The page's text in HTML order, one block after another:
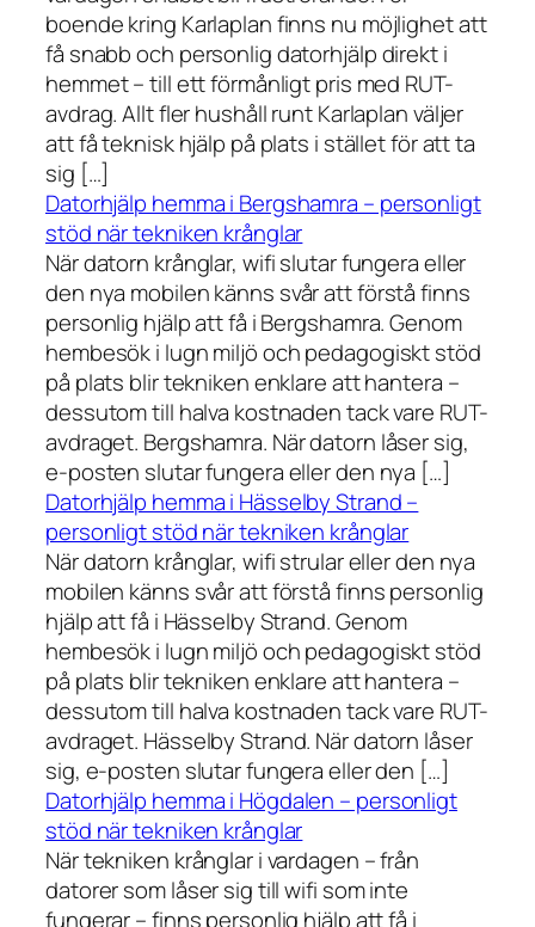
boende kring Karlaplan finns nu möjlighet att
få snabb och personlig datorhjälp direkt i
hemmet – till ett förmånligt pris med RUT-
avdrag. Allt fler hushåll runt Karlaplan väljer
att få teknisk hjälp på plats i stället för att ta
sig […]
Datorhjälp hemma i Bergshamra – personligt
stöd när tekniken krånglar
När datorn krånglar, wifi slutar fungera eller
den nya mobilen känns svår att förstå finns
personlig hjälp att få i Bergshamra. Genom
hembesök i lugn miljö och pedagogiskt stöd
på plats blir tekniken enklare att hantera –
dessutom till halva kostnaden tack vare RUT-
avdraget. Bergshamra. När datorn låser sig,
e-posten slutar fungera eller den nya […]
Datorhjälp hemma i Hässelby Strand –
personligt stöd när tekniken krånglar
När datorn krånglar, wifi strular eller den nya
mobilen känns svår att förstå finns personlig
hjälp att få i Hässelby Strand. Genom
hembesök i lugn miljö och pedagogiskt stöd
på plats blir tekniken enklare att hantera –
dessutom till halva kostnaden tack vare RUT-
avdraget. Hässelby Strand. När datorn låser
sig, e-posten slutar fungera eller den […]
Datorhjälp hemma i Högdalen – personligt
stöd när tekniken krånglar
När tekniken krånglar i vardagen – från
datorer som låser sig till wifi som inte
fungerar – finns personlig hjälp att få i